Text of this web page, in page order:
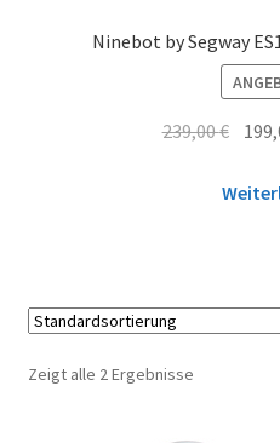
Ninebot by Segway
239,00€
Zeigt alle 2 Ergebnisse